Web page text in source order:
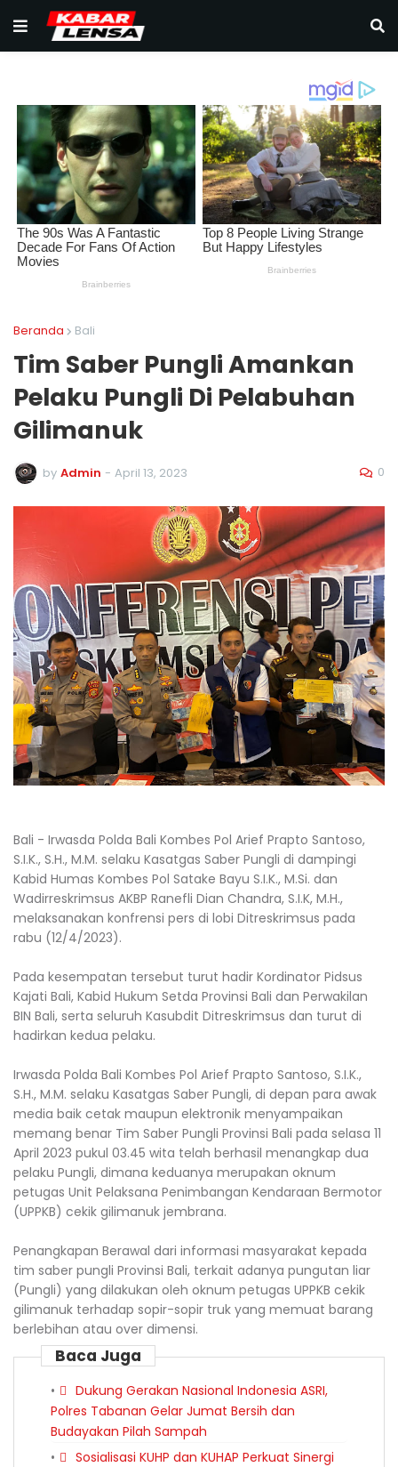
Beranda Bali
Tim Saber Pungli Amankan
Pelaku Pungli Di Pelabuhan
Gilimanuk
by Admin - April 13, 2023 0
Bali - Irwasda Polda Bali Kombes Pol Arief Prapto Santoso,
S.I.K., S.H., M.M. selaku Kasatgas Saber Pungli di dampingi
Kabid Humas Kombes Pol Satake Bayu S.I.K., M.Si. dan
Wadirreskrimsus AKBP Ranefli Dian Chandra, S.I.K, M.H.,
melaksanakan konfrensi pers di lobi Ditreskrimsus pada
rabu (12/4/2023).
Pada kesempatan tersebut turut hadir Kordinator Pidsus
Kajati Bali, Kabid Hukum Setda Provinsi Bali dan Perwakilan
BIN Bali, serta seluruh Kasubdit Ditreskrimsus dan turut di
hadirkan kedua pelaku.
Irwasda Polda Bali Kombes Pol Arief Prapto Santoso, S.I.K.,
S.H., M.M. selaku Kasatgas Saber Pungli, di depan para awak
media baik cetak maupun elektronik menyampaikan
memang benar Tim Saber Pungli Provinsi Bali pada selasa 11
April 2023 pukul 03.45 wita telah berhasil menangkap dua
pelaku Pungli, dimana keduanya merupakan oknum
petugas Unit Pelaksana Penimbangan Kendaraan Bermotor
(UPPKB) cekik gilimanuk jembrana.
Penangkapan Berawal dari informasi masyarakat kepada
tim saber pungli Provinsi Bali, terkait adanya pungutan liar
(Pungli) yang dilakukan oleh oknum petugas UPPKB cekik
gilimanuk terhadap sopir-sopir truk yang memuat barang
berlebihan atau over dimensi.
Baca Juga
Dukung Gerakan Nasional Indonesia ASRI,
Polres Tabanan Gelar Jumat Bersih dan
Budayakan Pilah Sampah
Sosialisasi KUHP dan KUHAP Perkuat Sinergi